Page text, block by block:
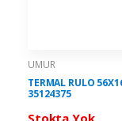
UMUR
TERMAL RULO
35124375
Stokta Yok